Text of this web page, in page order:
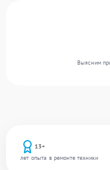
13+
лет опыта в ремонте техники
Выясним